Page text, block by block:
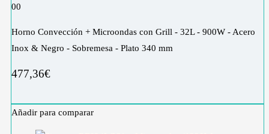
00
Horno Convección + Microondas con Grill - 32L - 900W - Acero
Inox & Negro - Sobremesa - Plato 340 mm
477,36€
Añadir para comparar